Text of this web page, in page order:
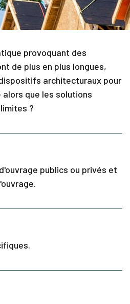
provoquant des
de plus en plus longues,
architecturaux pour
que les solutions
?
publics ou privés et